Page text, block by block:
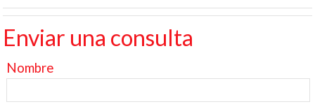
Enviar una consulta
Nombre